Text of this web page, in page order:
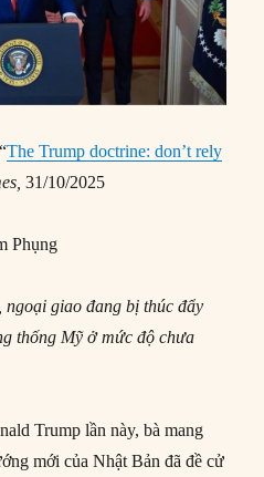
The Trump doctrine: don’t rely
31/10/2025
Phụng
giao đang bị thúc đẩy
thống Mỹ ở mức độ chưa
Trump lần này, bà mang
mới của Nhật Bản đã đề cử